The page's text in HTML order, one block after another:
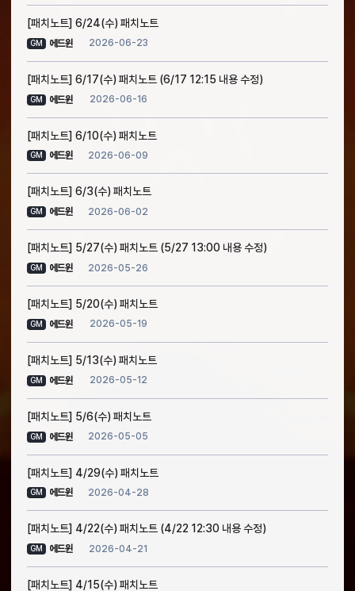
[패치노트] 6/24(수) 패치노트
GM 에드윈 2026-06-23
[패치노트] 6/17(수) 패치노트 (6/17 12:15 내용 수정)
GM 에드윈 2026-06-16
[패치노트] 6/10(수) 패치노트
GM 에드윈 2026-06-09
[패치노트] 6/3(수) 패치노트
GM 에드윈 2026-06-02
[패치노트] 5/27(수) 패치노트 (5/27 13:00 내용 수정)
GM 에드윈 2026-05-26
[패치노트] 5/20(수) 패치노트
GM 에드윈 2026-05-19
[패치노트] 5/13(수) 패치노트
GM 에드윈 2026-05-12
[패치노트] 5/6(수) 패치노트
GM 에드윈 2026-05-05
[패치노트] 4/29(수) 패치노트
GM 에드윈 2026-04-28
[패치노트] 4/22(수) 패치노트 (4/22 12:30 내용 수정)
GM 에드윈 2026-04-21
[패치노트] 4/15(수) 패치노트